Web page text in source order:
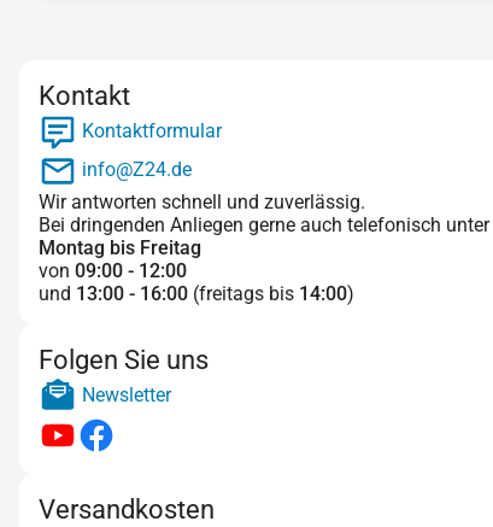
Kontakt
Kontaktformular
info@Z24.de
Wir antworten schnell und zuverlässig.
Bei dringenden Anliegen gerne auch telefonisch unter
Montag bis Freitag
von 09:00 - 12:00
und 13:00 - 16:00 (freitags bis 14:00)
Folgen Sie uns
Newsletter
Versandkosten